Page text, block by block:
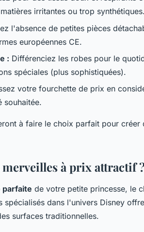
irritantes ou trop synthétiques.
l'absence de petites pièces
européennes CE.
: Différenciez les robes pour le
spéciales (plus sophistiquées).
votre fourchette de prix en
souhaitée.
à faire le choix parfait pour créer
à prix attractif
parfaite de votre petite princesse, le
spécialisés dans l'univers Disney
surfaces traditionnelles.